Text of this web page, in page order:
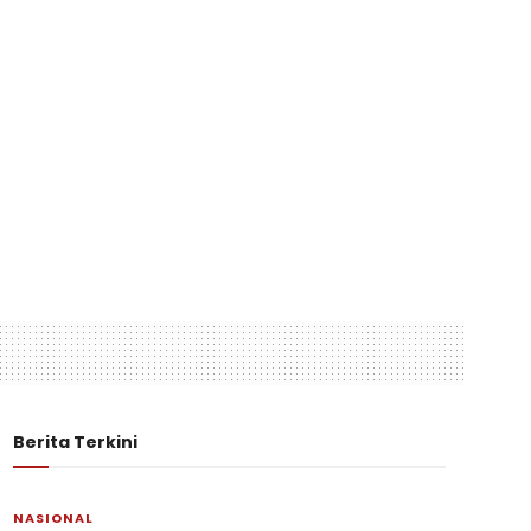
Berita Terkini
NASIONAL